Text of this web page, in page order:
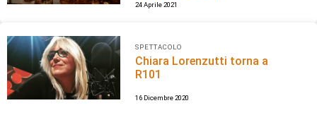
24 Aprile 2021
SPETTACOLO
Chiara Lorenzutti torna a
R101
16 Dicembre 2020